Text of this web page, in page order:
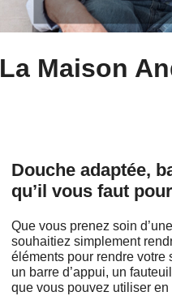
La Maison
Douche adaptée,
qu’il vous faut
Que vous prenez soin
souhaitiez simplement
éléments pour rendre
un barre d’appui, un
que vous pouvez utiliser en